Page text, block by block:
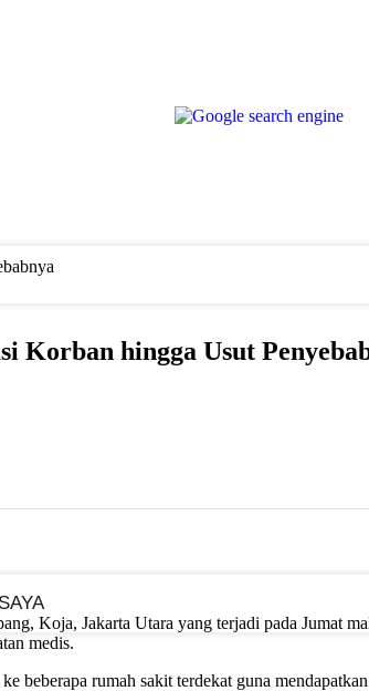
Korban hingga Usut
Koja, Jakarta Utara yang terjadi pada Jumat
medis.
rumah sakit terdekat guna